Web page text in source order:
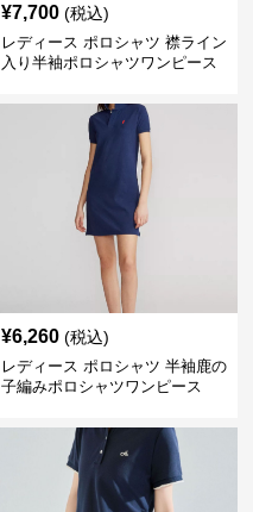
¥7,700 (税込)
レディース ポロシャツ 襟ライン
入り半袖ポロシャツワンピース
¥6,260 (税込)
レディース ポロシャツ 半袖鹿の
子編みポロシャツワンピース